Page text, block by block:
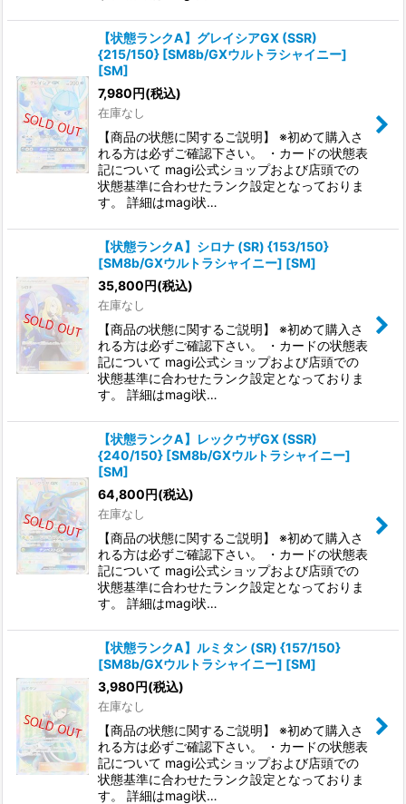
【状態ランクA】グレイシアGX (SSR)
{215/150} [SM8b/GXウルトラシャイニー]
[SM]
7,980円(税込)
在庫なし
【商品の状態に関するご説明】 ※初めて購入さ
れる方は必ずご確認下さい。 ・カードの状態表
記について magi公式ショップおよび店頭での
状態基準に合わせたランク設定となっておりま
す。 詳細はmagi状…
【状態ランクA】シロナ (SR) {153/150}
[SM8b/GXウルトラシャイニー] [SM]
35,800円(税込)
在庫なし
【商品の状態に関するご説明】 ※初めて購入さ
れる方は必ずご確認下さい。 ・カードの状態表
記について magi公式ショップおよび店頭での
状態基準に合わせたランク設定となっておりま
す。 詳細はmagi状…
【状態ランクA】レックウザGX (SSR)
{240/150} [SM8b/GXウルトラシャイニー]
[SM]
64,800円(税込)
在庫なし
【商品の状態に関するご説明】 ※初めて購入さ
れる方は必ずご確認下さい。 ・カードの状態表
記について magi公式ショップおよび店頭での
状態基準に合わせたランク設定となっておりま
す。 詳細はmagi状…
【状態ランクA】ルミタン (SR) {157/150}
[SM8b/GXウルトラシャイニー] [SM]
3,980円(税込)
在庫なし
【商品の状態に関するご説明】 ※初めて購入さ
れる方は必ずご確認下さい。 ・カードの状態表
記について magi公式ショップおよび店頭での
状態基準に合わせたランク設定となっておりま
す。 詳細はmagi状…